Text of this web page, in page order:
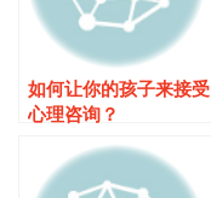
如何让你的孩子来接受
心理咨询？